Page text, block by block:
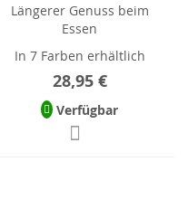
Längerer Genuss beim
Essen
In 7 Farben erhältlich
28,95 €
Verfügbar